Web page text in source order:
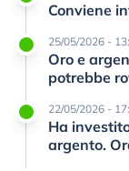
Conviene
25/05/2026 -
Oro e
potrebbe
22/05/2026 -
Ha
argento.